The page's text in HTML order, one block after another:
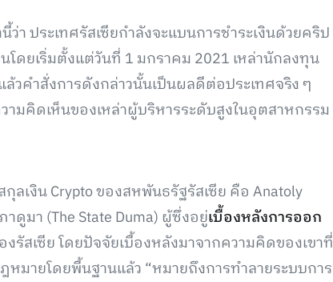
ว่า ประเทศรัสเซียกำลังจะแบนการชำระเงินด้วยคริป
โดยเริ่มตั้งแต่วันที่ 1 มกราคม 2021 เหล่านักลงทุน
วคำสั่งการดังกล่าวนั้นเป็นผลดีต่อประเทศจริง ๆ
ามคิดเห็นของเหล่าผู้บริหารระดับสูงในอุตสาหกรรม
เงิน Crypto ของสหพันธรัฐรัสเซีย คือ Anatoly
ดูมา (The State Duma) ผู้ซึ่งอยู่เบื้องหลังการออก
รัสเซีย โดยปัจจัยเบื้องหลังมาจากความคิดของเขาที่
หมายโดยพื้นฐานแล้ว “หมายถึงการทำลายระบบการ